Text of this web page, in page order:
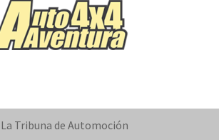
Tribuna de Automoción